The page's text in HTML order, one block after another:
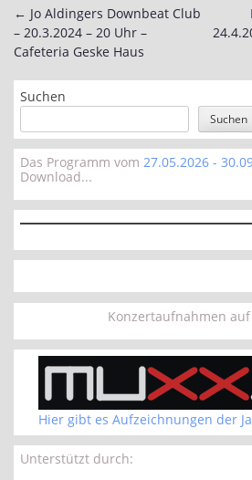
Post
navigation
← Jo Aldingers Downbeat Club
– 20.3.2024 – 20 Uhr –
Cafeteria Geske Haus
Suchen
Suchen
Das Programm vom 27.05.2026 -
Download...
Konzertaufnahmen
Hier gibt es Aufzeichnungen der
Unterstützt durch: